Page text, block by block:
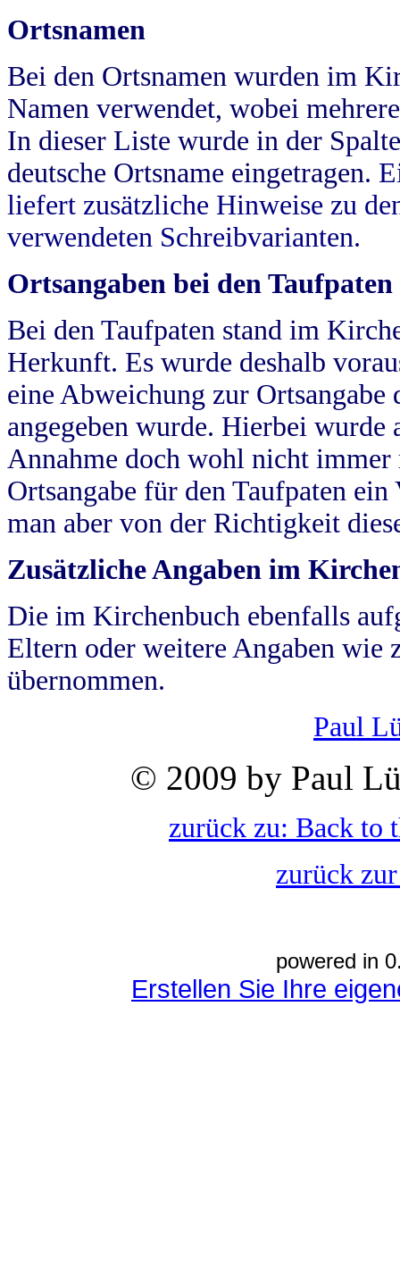
Ortsnamen
Bei den Ortsnamen wurden im
Namen verwendet, wobei
In dieser Liste wurde in der
deutsche Ortsname eingetragen.
liefert zusätzliche Hinweise zu
verwendeten Schreibvarianten.
Ortsangaben bei den Taufpaten
Bei den Taufpaten stand im
Herkunft. Es wurde deshalb
eine Abweichung zur
angegeben wurde. Hierbei wurde
Annahme doch wohl nicht
Ortsangabe für den Taufpaten
man aber von der Richtigkeit
Zusätzliche Angaben im
Die im Kirchenbuch ebenfalls
Eltern oder weitere Angaben wie
übernommen.
Paul
© 2009 by Paul
zurück zu: Back to
zurück
powered in
Erstellen Sie Ihre